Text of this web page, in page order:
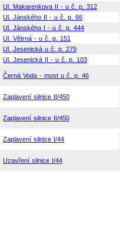
Ul. Makarenkova II - u č. p. 312
Ul. Jánského II - u č. p. 66
Ul. Jánského I - u č. p. 444
Ul. Větrná - u č. p. 151
Ul. Jesenická u č. p. 279
Ul. Jesenická II - u č. p. 103
Černá Voda - most u č. p. 46
Zaplavení silnice II/450
Zaplavení silnice II/450
Zaplavení silnice I/44
Uzavření silnice I/44